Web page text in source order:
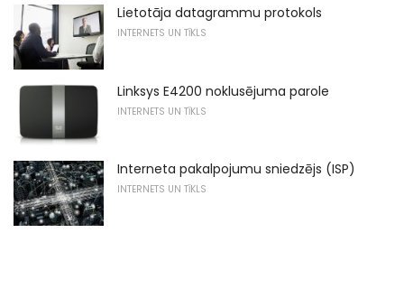
Lietotāja datagrammu protokols
INTERNETS UN TĪKLS
Linksys E4200 noklusējuma parole
INTERNETS UN TĪKLS
Interneta pakalpojumu sniedzējs (ISP)
INTERNETS UN TĪKLS